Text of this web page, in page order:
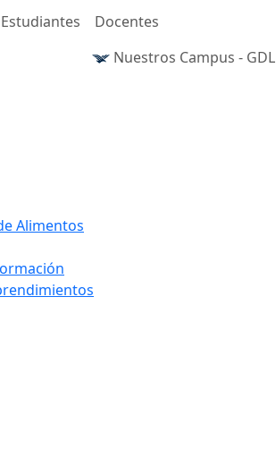
Estudiantes
Docentes
Nuestros Campus - GDL
Alimentos